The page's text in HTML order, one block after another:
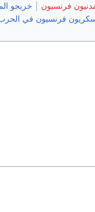
فرنسيون
خريجو
فرنسيون في الحرب